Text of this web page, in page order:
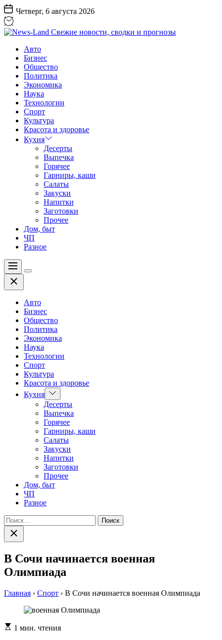
Перейти
к
содержанию
Четверг, 6 августа 2026
Land
Свежие
новости,
сводки
прогнозы
Авто
Бизнес
Общество
Политика
Экономика
Наука
Технологии
Спорт
Культура
Красота и здоровье
Кухня
Десерты
Выпечка
Горячее
Гарниры, каши
Салаты
Закуски
Напитки
Заготовки
Прочее
Дом, быт
ЧП
Разное
Меню
Цвет
Закрыть
Авто
Бизнес
Общество
Политика
Экономика
Наука
Технологии
Спорт
Культура
Красота и здоровье
Кухня Показать
подменю
Десерты
Выпечка
Горячее
Гарниры, каши
Салаты
Закуски
Напитки
Заготовки
Прочее
Дом, быт
ЧП
Разное
Найти:
Закрыть
поиск
В Сочи начинается военная
Олимпиада
Главная › Спорт › В Сочи начинается военная Олимпиада
Расчетное
1 мин. чтения